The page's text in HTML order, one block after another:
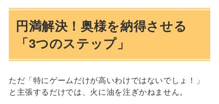
円満解決！奥様を納得させる
「3つのステップ」
ただ「特にゲームだけが高いわけではないでしょ！」
と主張するだけでは、火に油を注ぎかねません。